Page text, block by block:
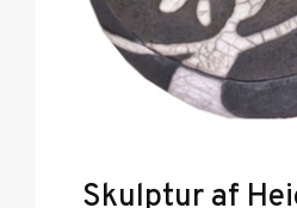
Skulptur af